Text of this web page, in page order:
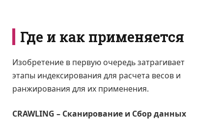
Где и как применяется
Изобретение в первую очередь затрагивает
этапы индексирования для расчета весов и
ранжирования для их применения.
CRAWLING – Сканирование и Сбор данных